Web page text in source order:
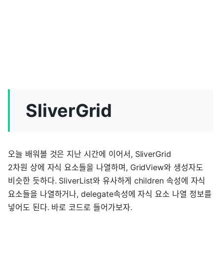
SliverGrid
오늘 배워볼 것은 지난 시간에 이어서, SliverGrid
2차원 상에 자식 요소들을 나열하며, GridView와 생성자도
비슷한 듯하다. SliverList와 유사하게 children 속성에 자식
요소들을 나열하거나, delegate속성에 자식 요소 나열 정보를
넣어도 된다. 바로 코드로 들어가보자.